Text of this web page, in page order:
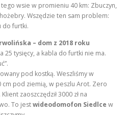
wsie w promieniu 40 km: Zbuczyn,
Wszędzie ten sam problem:
do furtki.
– dom z 2018 roku
25 tysięcy, a kabla do furtki nie ma.
pod kostką. Weszliśmy w
pod ziemią, w peszlu Arot. Zero
zaoszczędził 3000 zł na
To jestwideodomofon Siedlce w